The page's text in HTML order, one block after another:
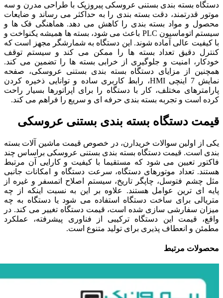
دستگاه بسته بندی بستنی عروسکی پیروزپک با طراحی مدرن و سه
موتور قدرتمند، دقت بسته بندی را به حداکثر می رساند و ضایعات
محصول و مواد بسته بندی را کاهش می دهد. هماهنگی فک ها و
سیستم اتوماسیون PLC باعث می شود، بسته ها همیشه یکنواخت و
با کیفیت عالی آماده شوند. این دستگاه به شمارشگر مجهز است که
کنترل دقیق تعداد بسته ها را ممکن می کند و سیستم توقف
خودکار، امنیت و جلوگیری از خرابی بسته ها را تضمین می کند.
همچنین از مزایای دستگاه بسته بندی بستنی عروسکی، صفحه
نمایش 7 اینچی HMI، رابط کاربری ساده و توانایی ذخیره کردن
پارامترهای مختلف، کار با دستگاه را برای اپراتورها بسیار راحت
کرده است و تجربه بسته بندی حرفه ای و سریع را فراهم می کند.
قیمت دستگاه بسته بندی بستنی عروسکی
یکی از اولین سوالات خریدارن، در خصوص قیمت ماشین آلات بسته
بندی است. قیمت دستگاه بسته بندی بستنی عروسکی براساس چند
فاکتور تعیین می شود که مستقیما با کیفیت و کارایی آن مرتبط
هستند. تعداد موتورهای دستگاه، سرعت دستگاه و امکانات جانبی
مثل چشم فتوسل، چاپگر تاریخ، سیستم اصلاح اتمسفر و غیره از
پایه ای ترین عوامل هستند. علاوه بر این به نسبت اینکه از چه
متریالی برای ساخت دستگاه استفاده می شود یا دستگاه به چه
میزان سفارشی سازی شده است، قیمت دستگاه تغییر می کند. در
واقع، قیمت این دستگاه ترکیبی از فناوری پیشرفته، عملکرد
مطمئن و انعطاف پذیری برای تولید متنوع است.
محصولات مرتبط